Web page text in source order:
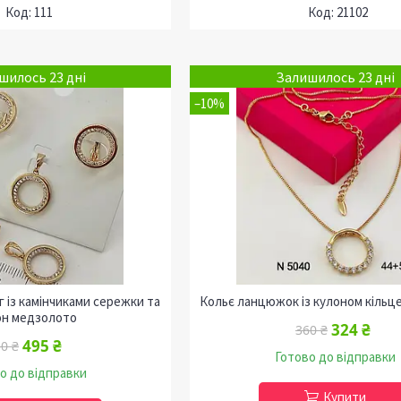
111 21102
23 дні
із камінчиками сережки та
медзолото
₴ 495 ₴
до відправки
Залишилось 23 дні
–10%
Кольє ланцюжок із кулоном
360 ₴ 324 ₴
Готово до відправки
Купити